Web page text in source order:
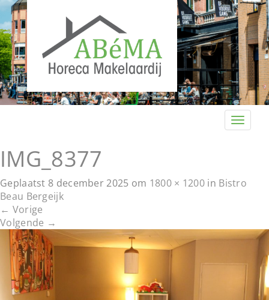
T
e
v
i
a
IMG_8377
Geplaatst 8 december 2025 om 1800 × 1200 in Bistro
Beau Bergeijk
← Vorige
Volgende →